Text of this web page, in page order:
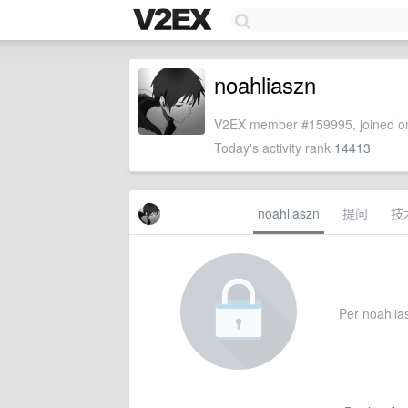
noahliaszn
V2EX member #159995, joined
Today's activity rank 14413
noahliaszn 提问 技
Per